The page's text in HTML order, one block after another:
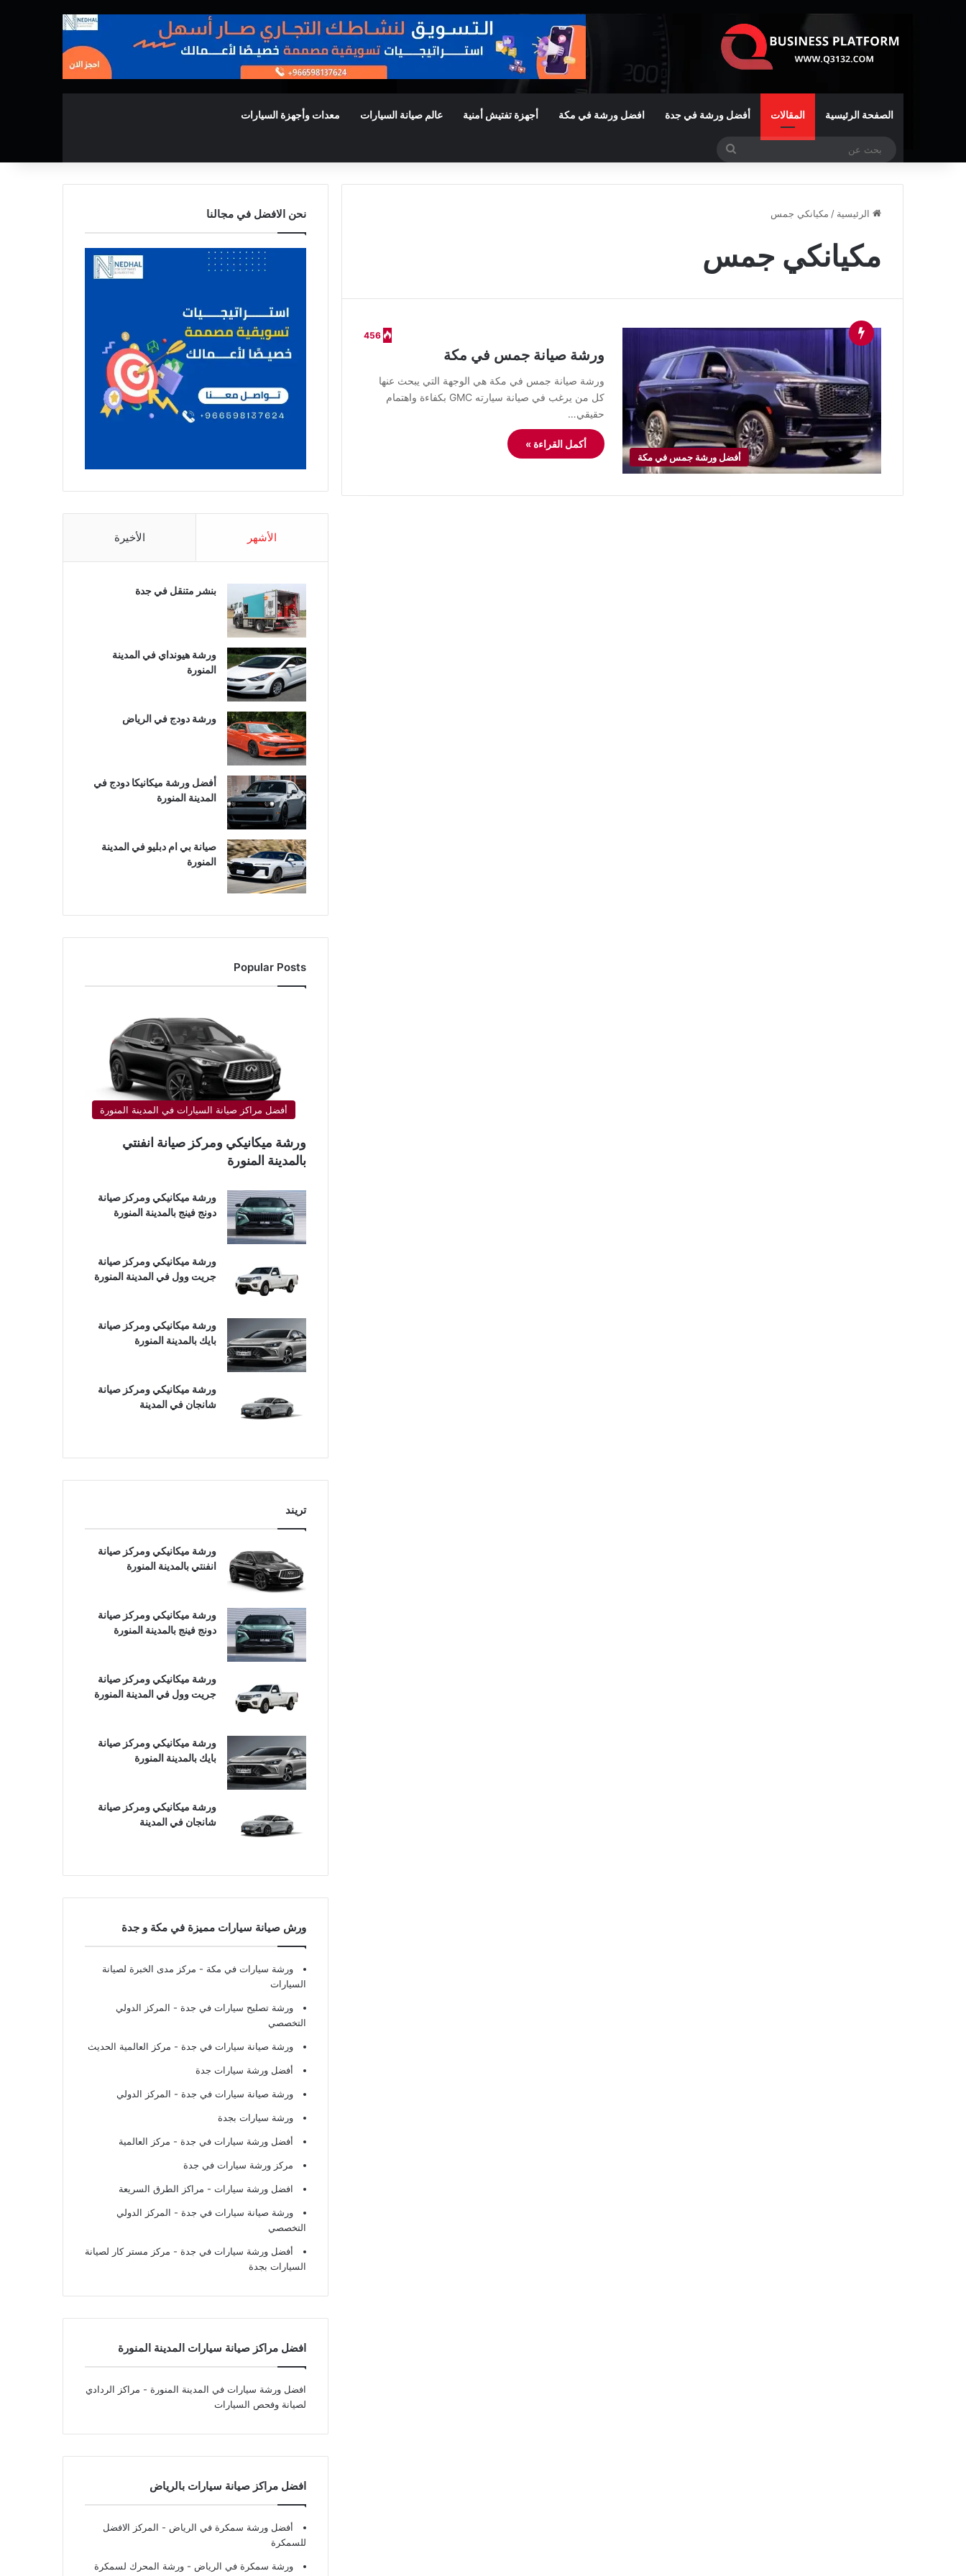
الصفحة الرئيسية المقالات أفضل ورشة في جدة افضل ورشة في مكة أجهزة تفتيش أمنية عالم صيانة السيارات معدات وأجهزة السيارات
الرئيسية / مكيانكي جمس
مكيانكي جمس
أفضل ورشة جمس في مكة
456
ورشة صيانة جمس في مكة
ورشة صيانة جمس في مكة هي الوجهة التي يبحث عنها
كل من يرغب في صيانة سيارته GMC بكفاءة واهتمام
حقيقي…
أكمل القراءة »
نحن الافضل في مجالنا
الأشهر الأخيرة
بنشر متنقل في جدة
ورشة هيونداي في المدينة
المنورة
ورشة دودج في الرياض
أفضل ورشة ميكانيكا دودج في
المدينة المنورة
صيانة بي ام دبليو في المدينة
المنورة
Popular Posts
أفضل مراكز صيانة السيارات في المدينة المنورة
ورشة ميكانيكي ومركز صيانة انفنتي
بالمدينة المنورة
ورشة ميكانيكي ومركز صيانة
دونج فينج بالمدينة المنورة
ورشة ميكانيكي ومركز صيانة
جريت وول في المدينة المنورة
ورشة ميكانيكي ومركز صيانة
بايك بالمدينة المنورة
ورشة ميكانيكي ومركز صيانة
شانجان في المدينة
تريند
ورشة ميكانيكي ومركز صيانة
انفنتي بالمدينة المنورة
ورشة ميكانيكي ومركز صيانة
دونج فينج بالمدينة المنورة
ورشة ميكانيكي ومركز صيانة
جريت وول في المدينة المنورة
ورشة ميكانيكي ومركز صيانة
بايك بالمدينة المنورة
ورشة ميكانيكي ومركز صيانة
شانجان في المدينة
ورش صيانة سيارات مميزة في مكة و جدة
ورشة سيارات في مكة - مركز مدى الخبرة لصيانة
السيارات
ورشة تصليح سيارات في جدة - المركز الدولي
التخصصي
ورشة صيانة سيارات في جدة - مركز العالمية الحديث
أفضل ورشة سيارات جدة
ورشة صيانة سيارات في جدة - المركز الدولي
ورشة سيارات بجدة
أفضل ورشة سيارات في جدة - مركز العالمية
مركز ورشة سيارات في جدة
افضل ورشة سيارات - مراكز الطرق السريعة
ورشة صيانة سيارات في جدة - المركز الدولي
التخصصي
أفضل ورشة سيارات في جدة - مركز مستر كار لصيانة
السيارات بجدة
افضل مراكز صيانة سيارات المدينة المنورة
افضل ورشة سيارات في المدينة المنورة - مراكز الردادي
لصيانة وفحص السيارات
افضل مراكز صيانة سيارات بالرياض
أفضل ورشة سمكرة في الرياض - المركز الافضل
للسمكرة
ورشة سمكرة في الرياض - ورشة المحرك لسمكرة